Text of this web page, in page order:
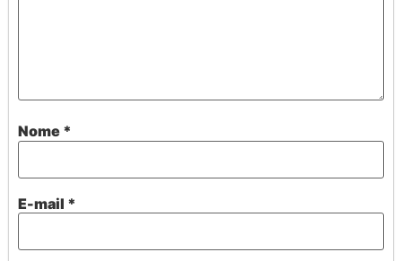
Nome *
E-mail *